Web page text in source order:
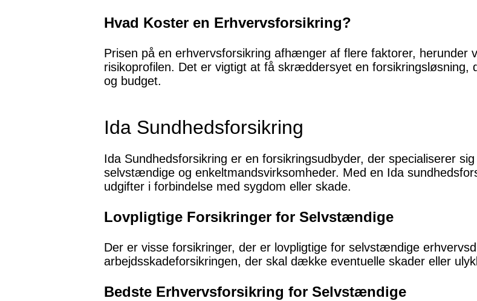
Hvad Koster en Erhvervsforsikring?
Prisen på en erhvervsforsikring afhænger af flere faktorer, herunder
risikoprofilen. Det er vigtigt at få skræddersyet en forsikringsløsning,
og budget.
Ida Sundhedsforsikring
Ida Sundhedsforsikring er en forsikringsudbyder, der specialiserer
selvstændige og enkeltmandsvirksomheder. Med en Ida
udgifter i forbindelse med sygdom eller skade.
Lovpligtige Forsikringer for Selvstændige
Der er visse forsikringer, der er lovpligtige for selvstændige
arbejdsskadeforsikringen, der skal dække eventuelle skader eller
Bedste Erhvervsforsikring for Selvstændige